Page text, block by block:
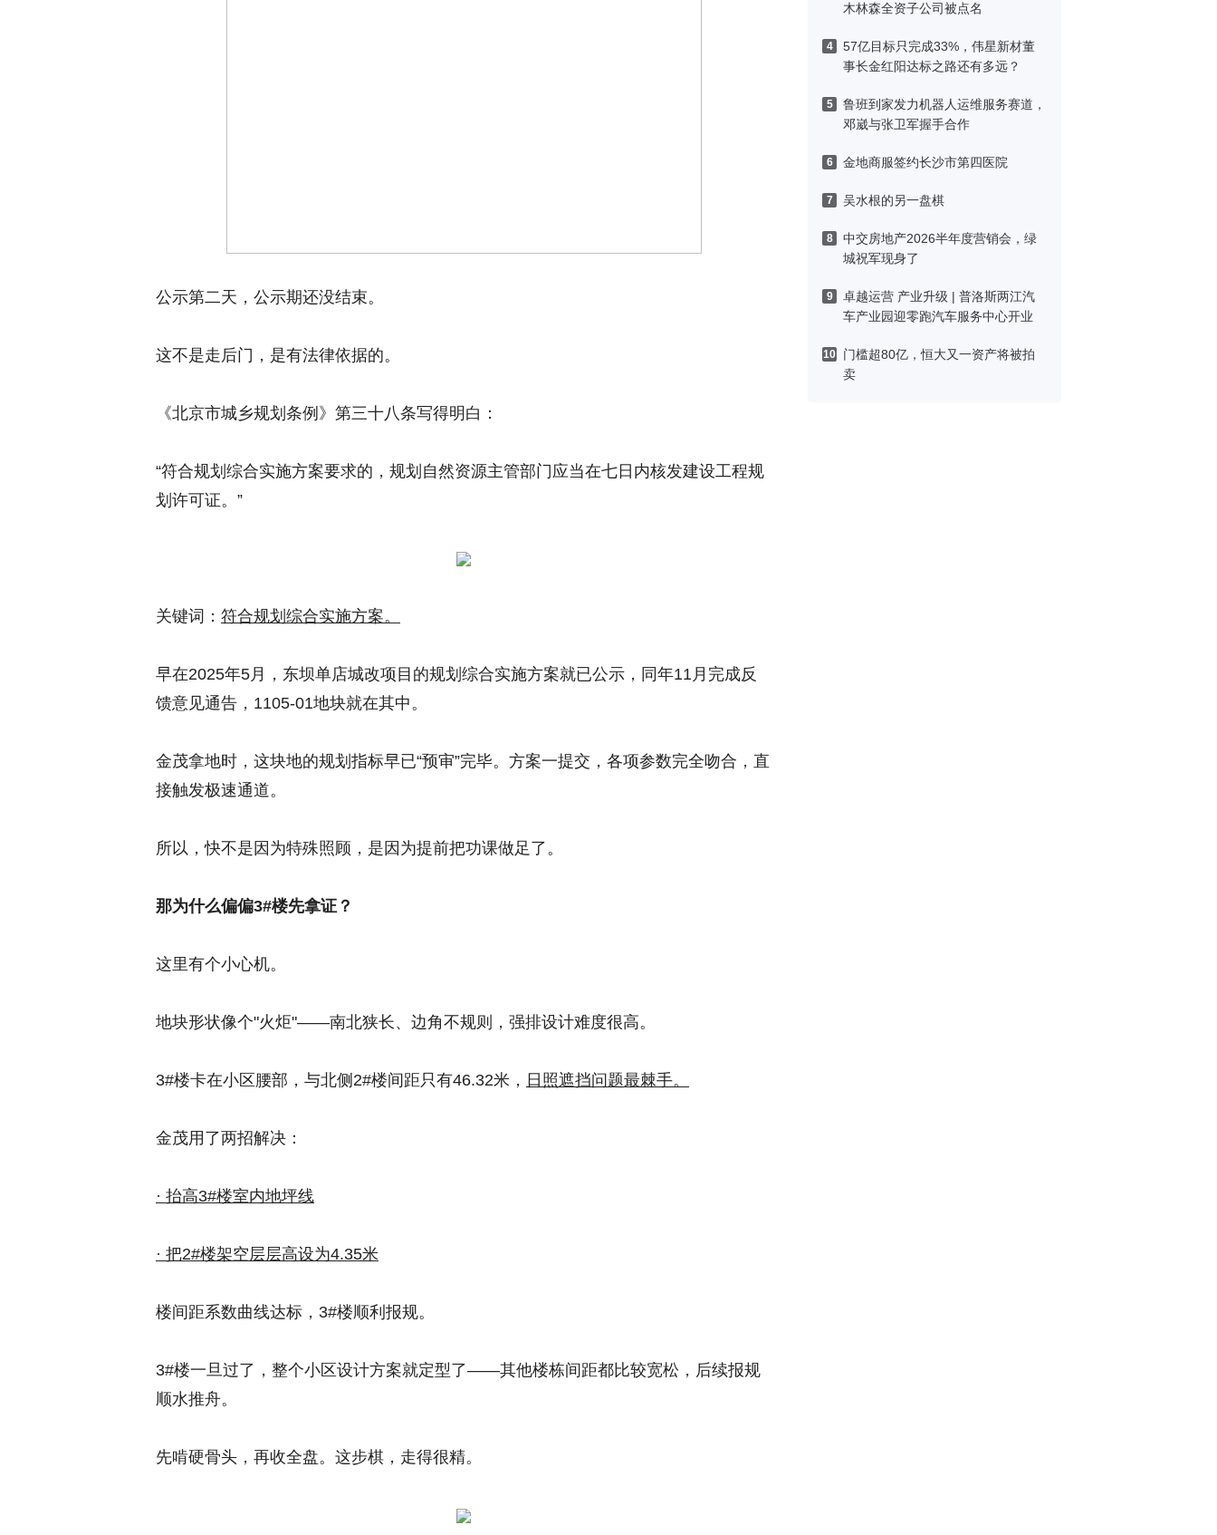
木林森全资子公司被点名
4
57亿目标只完成33%，伟星新材董
事长金红阳达标之路还有多远？
5
鲁班到家发力机器人运维服务赛道，
邓崴与张卫军握手合作
6 金地商服签约长沙市第四医院
7 吴水根的另一盘棋
8
中交房地产2026半年度营销会，绿
城祝军现身了
9
卓越运营 产业升级 | 普洛斯两江汽
车产业园迎零跑汽车服务中心开业
10
门槛超80亿，恒大又一资产将被拍
卖
公示第二天，公示期还没结束。
这不是走后门，是有法律依据的。
《北京市城乡规划条例》第三十八条写得明白：
“符合规划综合实施方案要求的，规划自然资源主管部门应当在七日内核发建设工程规
划许可证。”
关键词： 符合规划综合实施方案。
早在2025年5月，东坝单店城改项目的规划综合实施方案就已公示，同年11月完成反
馈意见通告，1105-01地块就在其中。
金茂拿地时，这块地的规划指标早已“预审”完毕。方案一提交，各项参数完全吻合，直
接触发极速通道。
所以，快不是因为特殊照顾，是因为提前把功课做足了。
那为什么偏偏3#楼先拿证？
这里有个小心机。
地块形状像个"火炬"——南北狭长、边角不规则，强排设计难度很高。
3#楼卡在小区腰部，与北侧2#楼间距只有46.32米， 日照遮挡问题最棘手。
金茂用了两招解决：
· 抬高3#楼室内地坪线
· 把2#楼架空层层高设为4.35米
楼间距系数曲线达标，3#楼顺利报规。
3#楼一旦过了，整个小区设计方案就定型了——其他楼栋间距都比较宽松，后续报规
顺水推舟。
先啃硬骨头，再收全盘。这步棋，走得很精。